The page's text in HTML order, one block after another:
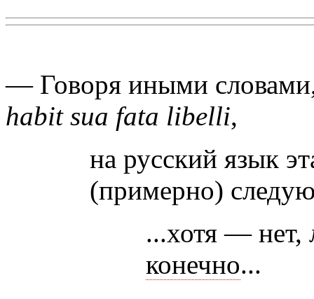
— Говоря иными
habit sua fata libelli,
на русский язык
(примерно)
...хотя —
конечно...